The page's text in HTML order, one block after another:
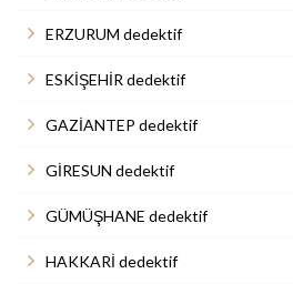
ERZURUM dedektif
ESKİŞEHİR dedektif
GAZİANTEP dedektif
GİRESUN dedektif
GÜMÜŞHANE dedektif
HAKKARİ dedektif